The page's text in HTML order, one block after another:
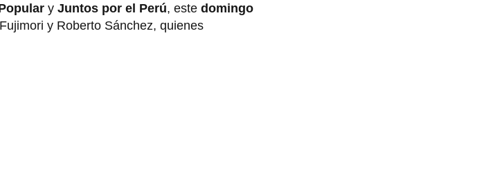
y Juntos por el Perú, este domingo
y Roberto Sánchez, quienes